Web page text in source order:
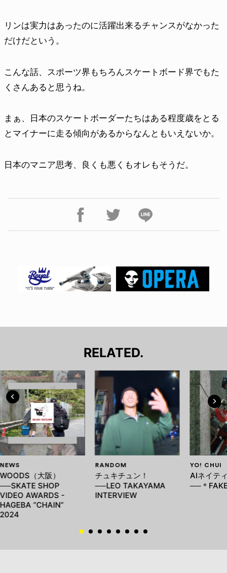
リンは実力はあったのに活躍出来るチャンスがなかった
だけだという。
こんな話、スポーツ界もちろんスケートボード界でもた
くさんあると思うね。
まぁ、日本のスケートボーダーたちはある程度歳をとる
とマイナーに走る傾向があるからなんともいえないか。
日本のマニア思考、良くも悪くもオレもそうだ。
RELATED.
NEWS
WOODS（大阪）
──SKATE SHOP
VIDEO AWARDS -
HAGEBA “CHAIN”
2024
RANDOM
チュキチュン！
──LEO TAKAYAMA
INTERVIEW
YO! CHUI
AIネイテ
──＊